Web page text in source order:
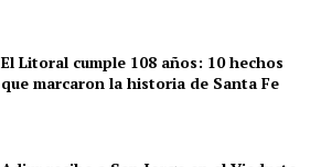
El Litoral cumple 108 años: 10 hechos
que marcaron la historia de Santa Fe